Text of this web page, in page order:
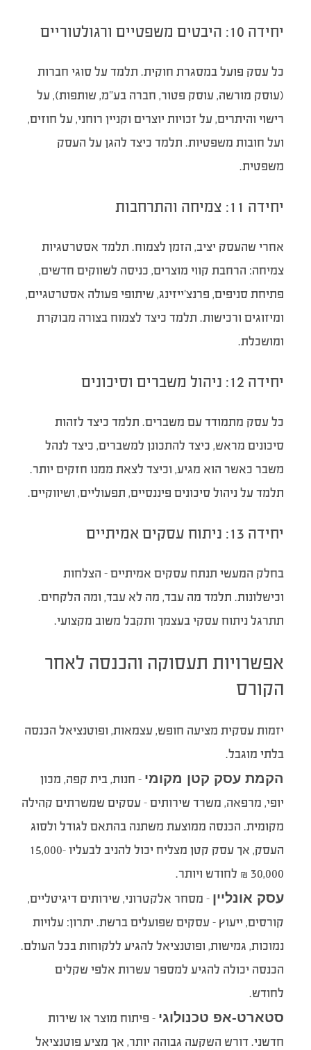
יחידה 10: היבטים משפטיים ורגולטוריים
כל עסק פועל במסגרת חוקית. תלמד על סוגי חברות
(עוסק מורשה, עוסק פטור, חברה בע”מ, שותפות), על
רישוי והיתרים, על זכויות יוצרים וקניין רוחני, על חוזים,
ועל חובות משפטיות. תלמד כיצד להגן על העסק
משפטית.
יחידה 11: צמיחה והתרחבות
אחרי שהעסק יציב, הזמן לצמוח. תלמד אסטרטגיות
צמיחה: הרחבת קווי מוצרים, כניסה לשווקים חדשים,
פתיחת סניפים, פרנצ’ייזינג, שיתופי פעולה אסטרטגיים,
ומיזוגים ורכישות. תלמד כיצד לצמוח בצורה מבוקרת
ומושכלת.
יחידה 12: ניהול משברים וסיכונים
כל עסק מתמודד עם משברים. תלמד כיצד לזהות
סיכונים מראש, כיצד להתכונן למשברים, כיצד לנהל
משבר כאשר הוא מגיע, וכיצד לצאת ממנו חזקים יותר.
תלמד על ניהול סיכונים פיננסיים, תפעוליים, ושיווקיים.
יחידה 13: ניתוח עסקים אמיתיים
בחלק המעשי תנתח עסקים אמיתיים – הצלחות
וכישלונות. תלמד מה עבד, מה לא עבד, ומה הלקחים.
תתרגל ניתוח עסקי בעצמך ותקבל משוב מקצועי.
אפשרויות תעסוקה והכנסה לאחר
הקורס
יזמות עסקית מציעה חופש, עצמאות, ופוטנציאל הכנסה
בלתי מוגבל.
הקמת עסק קטן מקומי – חנות, בית קפה, מכון
יופי, מרפאה, משרד שירותים – עסקים שמשרתים קהילה
מקומית. הכנסה ממוצעת משתנה בהתאם לגודל ולסוג
העסק, אך עסק קטן מצליח יכול להניב לבעליו 15,000-
30,000 ₪ לחודש ויותר.
עסק אונליין – מסחר אלקטרוני, שירותים דיגיטליים,
קורסים, ייעוץ – עסקים שפועלים ברשת. יתרון: עלויות
נמוכות, גמישות, ופוטנציאל להגיע ללקוחות בכל העולם.
הכנסה יכולה להגיע למספר עשרות אלפי שקלים
לחודש.
סטארט-אפ טכנולוגי – פיתוח מוצר או שירות
חדשני. דורש השקעה גבוהה יותר, אך מציע פוטנציאל